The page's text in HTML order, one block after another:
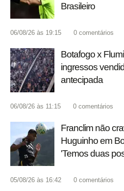
Brasileiro
06/08/26 às 19:15 0 comentários
Botafogo x
ingressos
antecipada
06/08/26 às 11:15 0 comentários
Franclim não
Huguinho em
'Temos duas
05/08/26 às 16:42 0 comentários